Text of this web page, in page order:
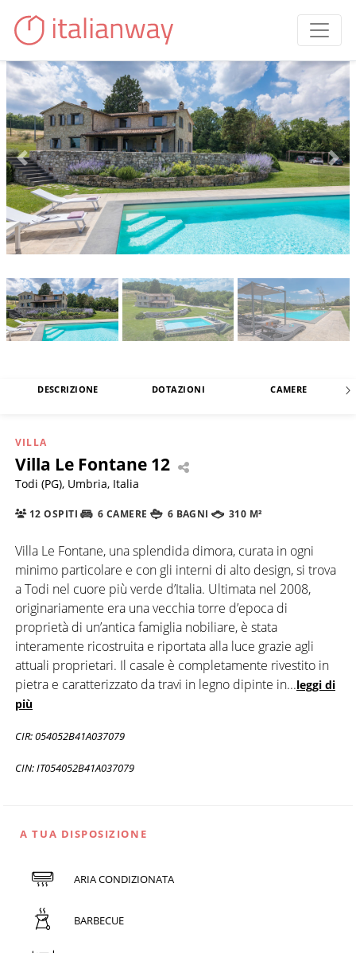
DESCRIZIONE DOTAZIONI CAMERE
VILLA
Villa Le Fontane 12
Todi (PG), Umbria, Italia
12 OSPITI 6 CAMERE 6 BAGNI 310 M²
Villa Le Fontane, una splendida dimora, curata in ogni
minimo particolare e con gli interni di alto design, si trova
a Todi nel cuore più verde d’Italia. Ultimata nel 2008,
originariamente era una vecchia torre d’epoca di
proprietà di un’antica famiglia nobiliare, è stata
interamente ricostruita e riportata alla luce grazie agli
attuali proprietari. Il casale è completamente rivestito in
pietra e caratterizzato da travi in legno dipinte in...leggi di
più
CIR: 054052B41A037079
CIN: IT054052B41A037079
A TUA DISPOSIZIONE
ARIA CONDIZIONATA
BARBECUE